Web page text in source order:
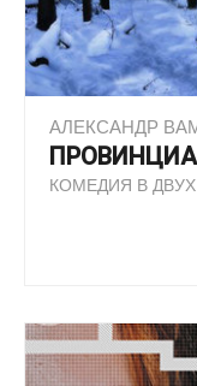
АЛЕКСАНДР
КОМЕДИЯ В